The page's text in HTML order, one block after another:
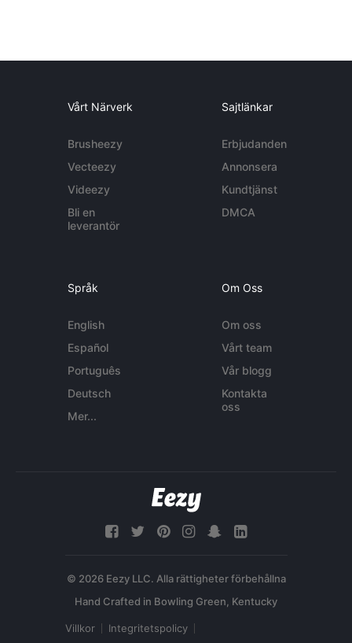
Vårt Närverk
Brusheezy
Vecteezy
Videezy
Bli en
leverantör
Sajtlänkar
Erbjudanden
Annonsera
Kundtjänst
DMCA
Språk
English
Español
Português
Deutsch
Mer...
Om Oss
Om oss
Vårt team
Vår blogg
Kontakta
oss
© 2026 Eezy LLC. Alla rättigheter förbehållna
Villkor Integritetspolicy